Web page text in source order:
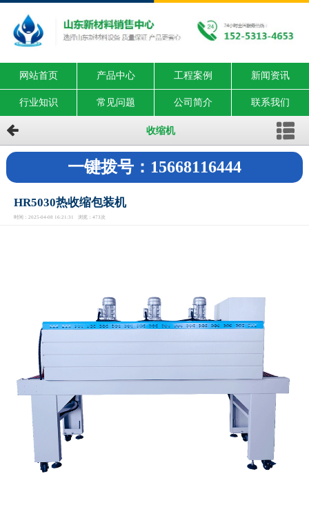
网站首页 产品中心 工程案例 新闻资讯
行业知识 常见问题 公司简介 联系我们
收缩机
一键拨号：15668116444
HR5030热收缩包装机
时间：2025-04-08 16:21:31 浏览：473次